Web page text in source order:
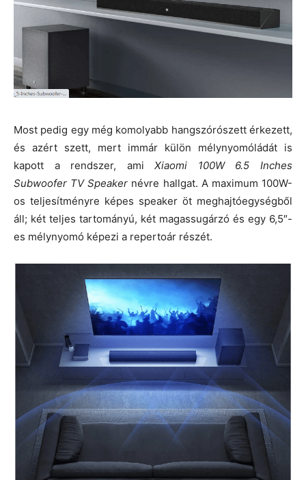
Most pedig egy még komolyabb hangszórószett érkezett,
és azért szett, mert immár külön mélynyomóládát is
kapott a rendszer, amiXiaomi 100W 6.5 Inches
Subwoofer TV Speaker névre hallgat. A maximum 100W-
os teljesítményre képes speaker öt meghajtóegységből
áll; két teljes tartományú, két magassugárzó és egy 6,5″-
es mélynyomó képezi a repertoár részét.